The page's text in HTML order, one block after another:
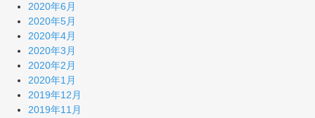
2020年6月
2020年5月
2020年4月
2020年3月
2020年2月
2020年1月
2019年12月
2019年11月